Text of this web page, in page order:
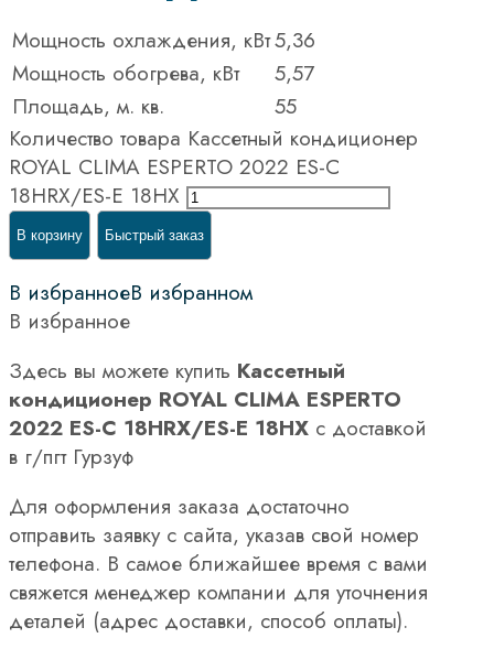
Мощность охлаждения, кВт5,36
Мощность обогрева, кВт
5,57
Площадь, м. кв.
55
Количество товара Кассетный кондиционер
ROYAL CLIMA ESPERTO 2022 ES-C
18HRX/ES-E 18HX
В корзину Быстрый заказ
В избранноеВ избранном
В избранное
Здесь вы можете купить Кассетный
кондиционер ROYAL CLIMA ESPERTO
2022 ES-C 18HRX/ES-E 18HX с доставкой
в г/пгт Гурзуф
Для оформления заказа достаточно
отправить заявку с сайта, указав свой номер
телефона. В самое ближайшее время с вами
свяжется менеджер компании для уточнения
деталей (адрес доставки, способ оплаты).